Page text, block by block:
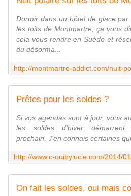
Dormir dans un hôtel de glace
les toits de Montmartre, ça vous
cela vous rendre en Suède et
du désorma...
Prêtes pour les soldes ?
Si vos agendas sont à jour, vous
les soldes d'hiver démarrent
prochain. J'en connais certaines qui
On fait les soldes, oui mais